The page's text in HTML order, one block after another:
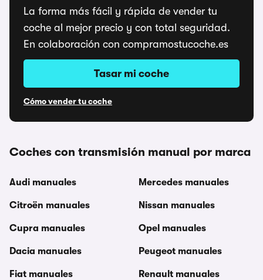
La forma más fácil y rápida de vender tu
coche al mejor precio y con total seguridad.
En colaboración con compramostucoche.es
Tasar mi coche
Cómo vender tu coche
Coches con transmisión manual por marca
Audi manuales
Citroën manuales
Cupra manuales
Dacia manuales
Fiat manuales
Mercedes manuales
Nissan manuales
Opel manuales
Peugeot manuales
Renault manuales